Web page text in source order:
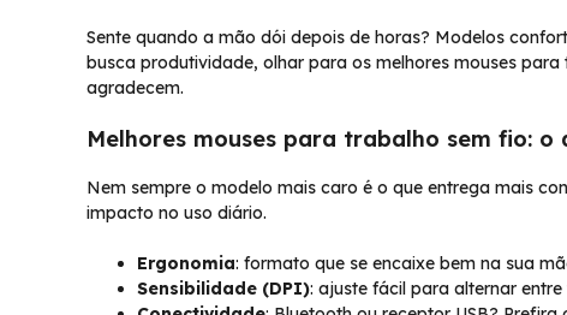
Sente quando a mão dói depois de horas? Modelos
busca produtividade, olhar para os melhores mouses
agradecem.
Melhores mouses para trabalho sem fio: o
Nem sempre o modelo mais caro é o que entrega mais
impacto no uso diário.
Ergonomia: formato que se encaixe bem na sua
Sensibilidade (DPI): ajuste fácil para alternar